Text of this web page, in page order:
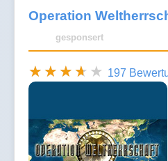
Operation
gesponsert
197